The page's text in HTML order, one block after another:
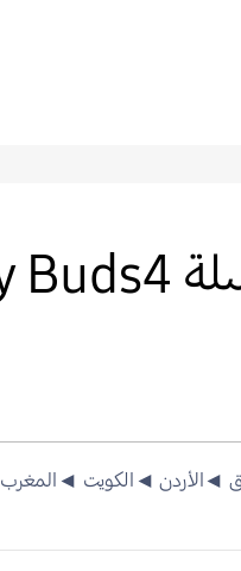
◄الأردن ◄الكويت ◄المغرب